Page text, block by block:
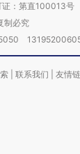
证：第直100013号
制必究
联系我们 友情